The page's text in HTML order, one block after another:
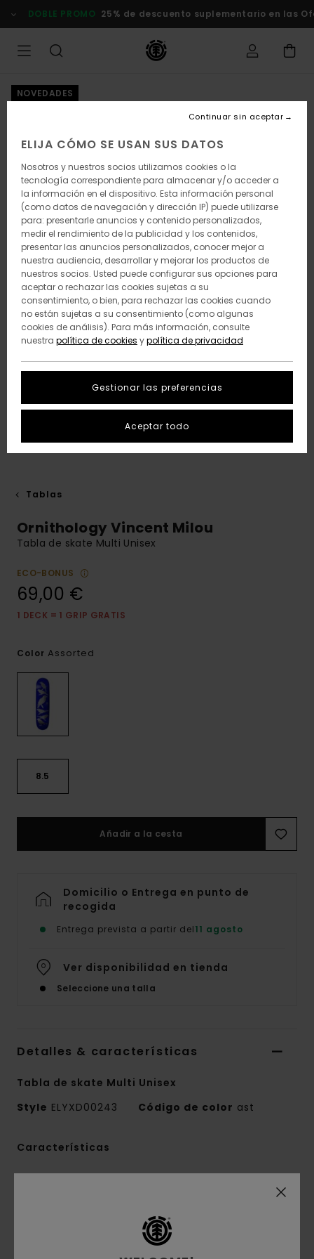
la
DOBLE PROMO 25% de descuento suplementario en las
NOVEDADES
Tablas
Ornithology Vincent Milou
Tabla de skate Multi Unisex
ECO-BONUS
69,00 €
1 DECK = 1 GRIP GRATIS
Color Assorted
8.5
Añadir a la cesta
Domicilio o Entrega en punto de
recogida
Entrega prevista a partir del11 agosto
Ver disponibilidad en tienda
Seleccione una talla
Detalles & características
Tabla de skate Multi Unisex
Style ELYXD00243 Código de color ast
Características
14,25" / 36,2 cm
ELIJA CÓMO SE USAN SUS DATOS
Nosotros y nuestros socios utilizamos cookies o la
tecnología correspondiente para almacenar y/o acceder a
la información en el dispositivo. Esta información personal
(como datos de navegación y dirección IP) puede utilizarse
para: presentarle anuncios y contenido personalizados,
medir el rendimiento de la publicidad y los contenidos,
presentar las anuncios personalizados, conocer mejor a
nuestra audiencia, desarrollar y mejorar los productos de
nuestros socios. Usted puede configurar sus opciones para
aceptar o rechazar las cookies sujetas a su
consentimiento, o bien, para rechazar las cookies cuando
no están sujetas a su consentimiento (como algunas
cookies de análisis). Para más información, consulte
nuestra política de cookies ypolítica de privacidad
Gestionar las preferencias
Continuar sin aceptar
Aceptar todo